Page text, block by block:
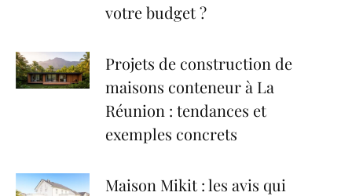
votre budget ?
Projets de construction de
maisons conteneur à La
Réunion : tendances et
exemples concrets
Maison Mikit : les avis qui